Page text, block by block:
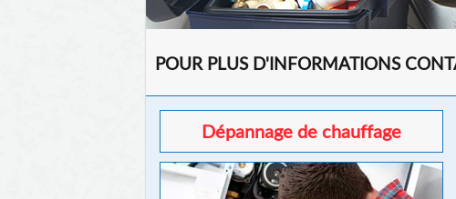
POUR PLUS D'INFORMATIONS
Dépannage de chauffage